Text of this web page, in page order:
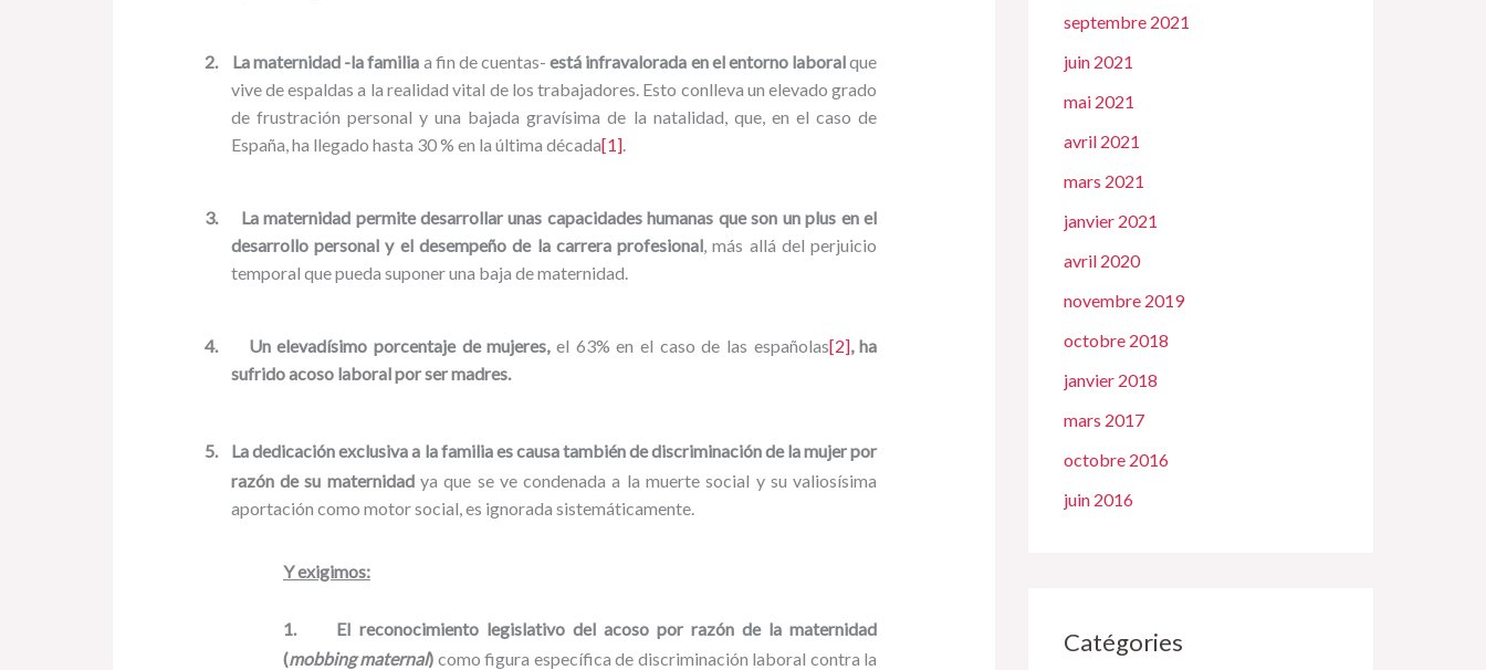
2. La maternidad -la familia a fin de cuentas- está infravalorada en el entorno laboralque
vive de espaldas a la realidad vital de los trabajadores. Esto conlleva un elevado grado
de frustración personal y una bajada gravísima de la natalidad, que, en el caso de
España, ha llegado hasta 30 % en la última década[1].
3.
La maternidad permite desarrollar unas capacidades humanas que son un plus en el
desarrollo personal y el desempeño de la carrera profesional, más allá del perjuicio
temporal que pueda suponer una baja de maternidad.
4. Un elevadísimo porcentaje de mujeres, el 63% en el caso de las españolas[2], ha
sufrido acoso laboral por ser madres.
5.
La dedicación exclusiva a la familia es causa también de discriminación de la mujer por
razón de su maternidad ya que se ve condenada a la muerte social y su valiosísima
aportación como motor social, es ignorada sistemáticamente.
Y exigimos:
1.
El reconocimiento legislativo del acoso por razón de la maternidad
(mobbing maternal) como figura específica de discriminación laboral contra la
septembre 2021
juin 2021
mai 2021
avril 2021
mars 2021
janvier 2021
avril 2020
novembre 2019
octobre 2018
janvier 2018
mars 2017
octobre 2016
juin 2016
Catégories